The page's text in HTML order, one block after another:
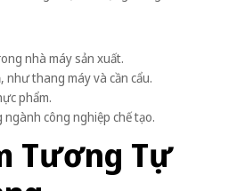
nhà máy sản xuất.
như thang máy và cần cẩu.
phẩm.
công nghiệp chế tạo.
Tương Tự